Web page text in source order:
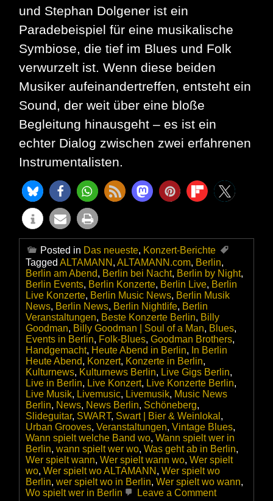
und Stephan Dolgener ist ein
Paradebeispiel für eine musikalische
Symbiose, die tief im Blues und Folk
verwurzelt ist. Wenn diese beiden
Musiker aufeinandertreffen, entsteht ein
Sound, der weit über eine bloße
Begleitung hinausgeht – es ist ein
echter Dialog zwischen zwei erfahrenen
Instrumentalisten.
Posted in Das neueste, Konzert-Berichte
Tagged ALTAMANN , ALTAMANN.com, Berlin,
Berlin am Abend, Berlin bei Nacht, Berlin by Night,
Berlin Events, Berlin Konzerte, Berlin Live, Berlin
Live Konzerte, Berlin Music News, Berlin Musik
News, Berlin News, Berlin Nightlife, Berlin
Veranstaltungen, Beste Konzerte Berlin, Billy
Goodman, Billy Goodman | Soul of a Man, Blues,
Events in Berlin, Folk-Blues, Goodman Brothers,
Handgemacht, Heute Abend in Berlin, In Berlin
Heute Abend, Konzert, Konzerte in Berlin,
Kulturnews, Kulturnews Berlin, Live Gigs Berlin,
Live in Berlin, Live Konzert, Live Konzerte Berlin,
Live Musik, Livemusic, Livemusik, Music News
Berlin, News, News Berlin, Schöneberg,
Slideguitar, SWART, Swart | Bier & Weinlokal ,
Urban Grooves, Veranstaltungen, Vintage Blues,
Wann spielt welche Band wo, Wann spielt wer in
Berlin, wann spielt wer wo, Was geht ab in Berlin,
Wer spielt wann, Wer spielt wann wo, Wer spielt
wo, Wer spielt wo ALTAMANN , Wer spielt wo
Berlin, wer spielt wo in Berlin, Wer spielt wo wann,
Wo spielt wer in Berlin
Leave a Commenton